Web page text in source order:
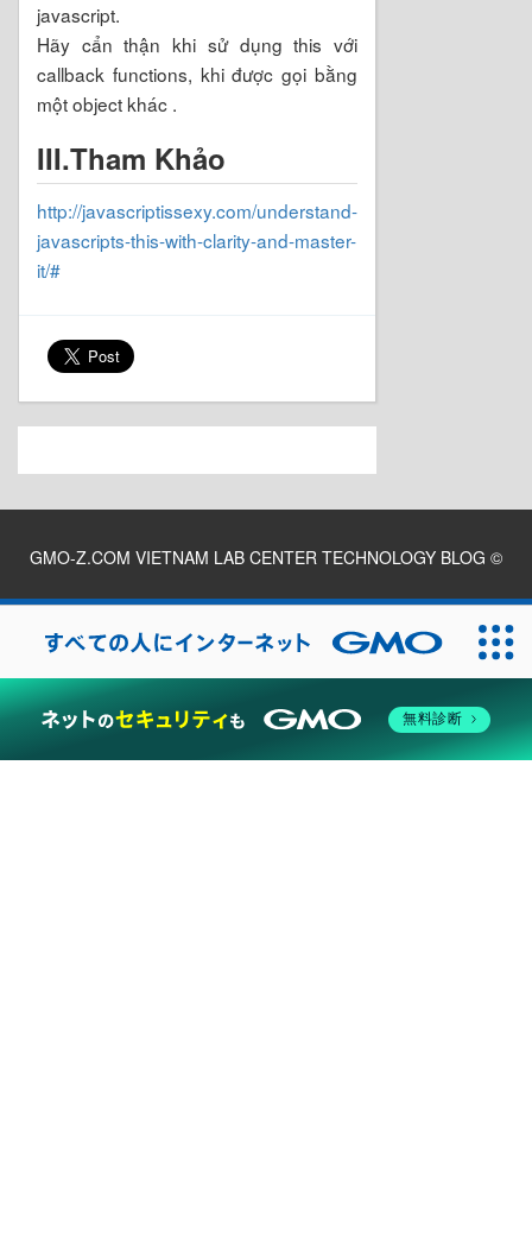
javascript.
Hãy cẩn thận khi sử dụng this với
callback functions, khi được gọi bằng
một object khác .
III.Tham Khảo
http://javascriptissexy.com/understand-
javascripts-this-with-clarity-and-master-
it/#
GMO-Z.COM VIETNAM LAB CENTER TECHNOLOGY BLOG ©
2026
無料診断